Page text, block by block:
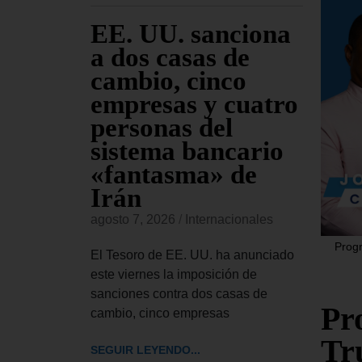
EE. UU. sanciona
a dos casas de
cambio, cinco
empresas y cuatro
personas del
sistema bancario
«fantasma» de
Irán
agosto 7, 2026 Internacionales
El Tesoro de EE. UU. ha anunciado
este viernes la imposición de
sanciones contra dos casas de
cambio, cinco empresas
SEGUIR LEYENDO...
El
pedir